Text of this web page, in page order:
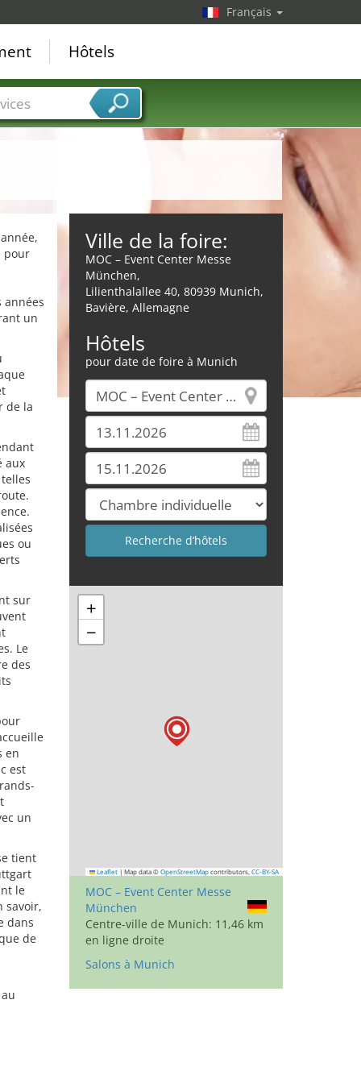
pour
années
un
de la
aux
ou
sur
Le
des
en
est
un
tient
le
savoir,
dans
de
Ville de la foire:
MOC – Event Center Messe
München,
Lilienthalallee 40, 80939 Munich,
Bavière, Allemagne
Hôtels
pour date de foire à Munich
+
−
Leaflet | Map data © OpenStreetMap contributors, CC-BY-SA
MOC – Event Center Messe
München
Centre-ville de Munich: 11,46 km
en ligne droite
Salons à Munich
Français
Hôtels